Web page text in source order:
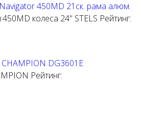
450MD 21ск. рама алюм.
колеса 24" STELS Рейтинг:
DG3601E
Рейтинг: